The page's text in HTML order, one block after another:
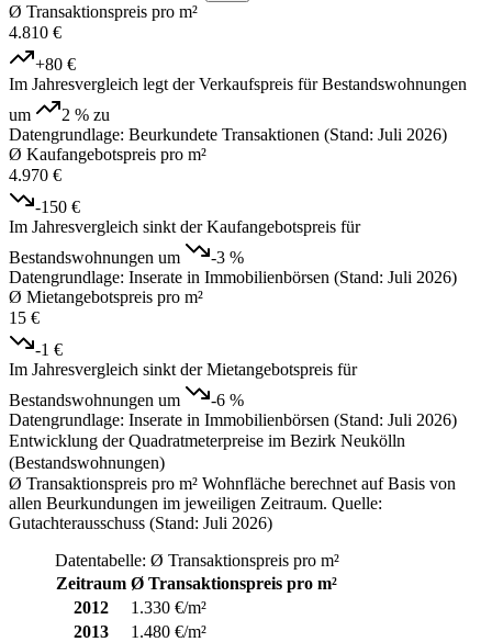
Ø Transaktionspreis pro m²
4.810 €
+80 €
Im Jahresvergleich legt der Verkaufspreis für Bestandswohnungen
um
2 % zu
Datengrundlage: Beurkundete Transaktionen (Stand: Juli 2026)
Ø Kaufangebotspreis pro m²
4.970 €
-150 €
Im Jahresvergleich sinkt der Kaufangebotspreis für
Bestandswohnungen um
-3 %
Datengrundlage: Inserate in Immobilienbörsen (Stand: Juli 2026)
Ø Mietangebotspreis pro m²
15 €
-1 €
Im Jahresvergleich sinkt der Mietangebotspreis für
Bestandswohnungen um
-6 %
Datengrundlage: Inserate in Immobilienbörsen (Stand: Juli 2026)
Entwicklung der Quadratmeterpreise im Bezirk Neukölln
(Bestandswohnungen)
Ø Transaktionspreis pro m² Wohnfläche berechnet auf Basis von
allen Beurkundungen im jeweiligen Zeitraum. Quelle:
Gutachterausschuss (Stand: Juli 2026)
Datentabelle: Ø Transaktionspreis pro m²
Zeitraum Ø Transaktionspreis pro m²
2012
1.330 €/m²
2013
1.480 €/m²